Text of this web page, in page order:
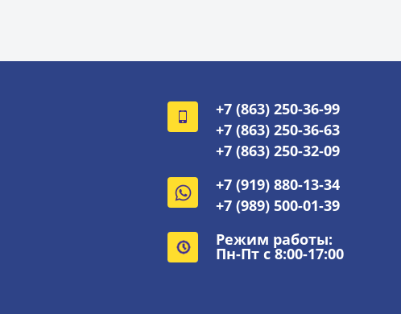
+7 (863) 250-36-99
+7 (863) 250-36-63
+7 (863) 250-32-09
+7 (919) 880-13-34
+7 (989) 500-01-39
Режим работы:
Пн-Пт с 8:00-17:00